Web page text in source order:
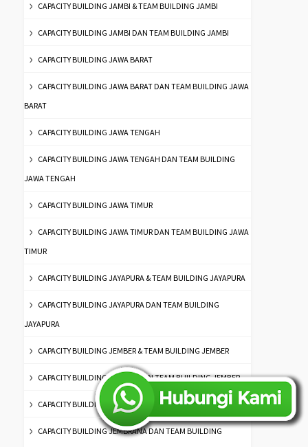
CAPACITY BUILDING JAMBI & TEAM BUILDING JAMBI
CAPACITY BUILDING JAMBI DAN TEAM BUILDING JAMBI
CAPACITY BUILDING JAWA BARAT
CAPACITY BUILDING JAWA BARAT DAN TEAM BUILDING JAWA
BARAT
CAPACITY BUILDING JAWA TENGAH
CAPACITY BUILDING JAWA TENGAH DAN TEAM BUILDING
JAWA TENGAH
CAPACITY BUILDING JAWA TIMUR
CAPACITY BUILDING JAWA TIMUR DAN TEAM BUILDING JAWA
TIMUR
CAPACITY BUILDING JAYAPURA & TEAM BUILDING JAYAPURA
CAPACITY BUILDING JAYAPURA DAN TEAM BUILDING
JAYAPURA
CAPACITY BUILDING JEMBER & TEAM BUILDING JEMBER
CAPACITY BUILDING JEMBER DAN TEAM BUILDING JEMBER
CAPACITY BUILDING JEMBRANA & TEAM BUILDING JEMBRANA
CAPACITY BUILDING JEMBRANA DAN TEAM BUILDING